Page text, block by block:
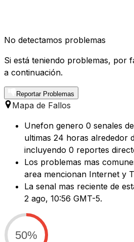
No detectamos problemas
Si está teniendo problemas, por
a continuación.
Reportar Problemas
Mapa de Fallos
Unefon genero 0 senales
ultimas 24 horas alrededor
incluyendo 0 reportes
Los problemas mas
area mencionan Internet y
La senal mas reciente de
2 ago, 10:56 GMT-5.
50%